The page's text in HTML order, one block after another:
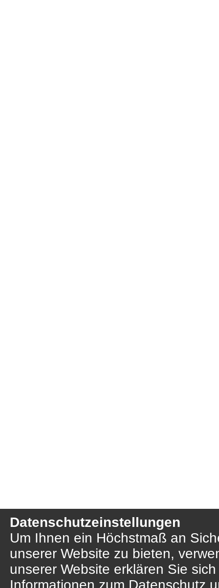
Datenschutzeinstellungen
Um Ihnen ein Höchstmaß an
unserer Website zu bieten,
unserer Website erklären Sie
Informationen zum Datenschutz